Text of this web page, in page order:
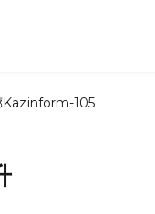
Kazinform-105